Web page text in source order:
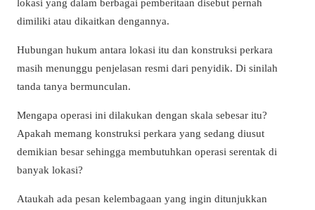
dimiliki atau dikaitkan dengannya.
Hubungan hukum antara lokasi itu dan konstruksi perkara
masih menunggu penjelasan resmi dari penyidik. Di sinilah
tanda tanya bermunculan.
Mengapa operasi ini dilakukan dengan skala sebesar itu?
Apakah memang konstruksi perkara yang sedang diusut
demikian besar sehingga membutuhkan operasi serentak di
banyak lokasi?
Ataukah ada pesan kelembagaan yang ingin ditunjukkan